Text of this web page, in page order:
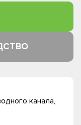
канала,